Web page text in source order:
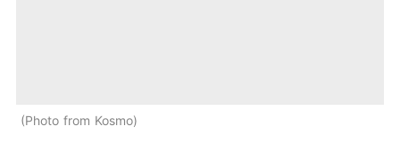
Photo from Kosmo